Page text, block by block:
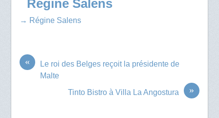
Régine Salens
→ Régine Salens
«
Le roi des Belges reçoit la présidente de
Malte
»
Tinto Bistro à Villa La Angostura